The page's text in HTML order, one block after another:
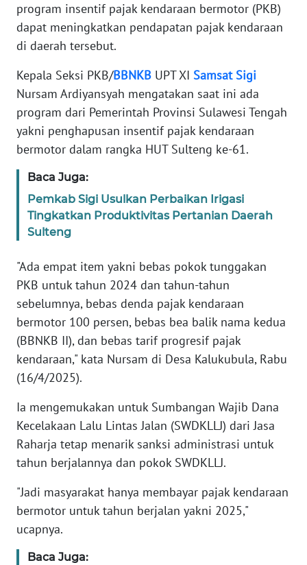
program insentif pajak kendaraan bermotor (PKB)
dapat meningkatkan pendapatan pajak kendaraan
di daerah tersebut.
Kepala Seksi PKB/BBNKB UPT XI Samsat Sigi
Nursam Ardiyansyah mengatakan saat ini ada
program dari Pemerintah Provinsi Sulawesi Tengah
yakni penghapusan insentif pajak kendaraan
bermotor dalam rangka HUT Sulteng ke-61.
Baca Juga:
Pemkab Sigi Usulkan Perbaikan Irigasi
Tingkatkan Produktivitas Pertanian Daerah
Sulteng
"Ada empat item yakni bebas pokok tunggakan
PKB untuk tahun 2024 dan tahun-tahun
sebelumnya, bebas denda pajak kendaraan
bermotor 100 persen, bebas bea balik nama kedua
(BBNKB II), dan bebas tarif progresif pajak
kendaraan," kata Nursam di Desa Kalukubula, Rabu
(16/4/2025).
Ia mengemukakan untuk Sumbangan Wajib Dana
Kecelakaan Lalu Lintas Jalan (SWDKLLJ) dari Jasa
Raharja tetap menarik sanksi administrasi untuk
tahun berjalannya dan pokok SWDKLLJ.
"Jadi masyarakat hanya membayar pajak kendaraan
bermotor untuk tahun berjalan yakni 2025,"
ucapnya.
Baca Juga:
KARIR
DISCLAIMER
Wahana
News
Regional
WN
WN
JAKARTA
WN
JABAR
WN
BANTEN
WN
WN
KEPRI
PAPUA
WN
BARAT